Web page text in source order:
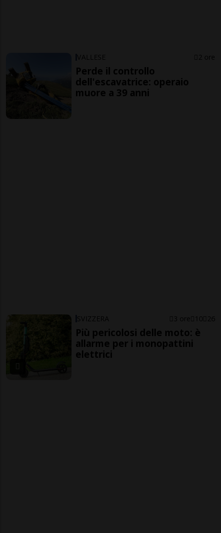
VALLESE 2 ore
Perde il controllo
dell'escavatrice: operaio
muore a 39 anni
SVIZZERA 3 ore 10 26
Più pericolosi delle moto: è
allarme per i monopattini
elettrici